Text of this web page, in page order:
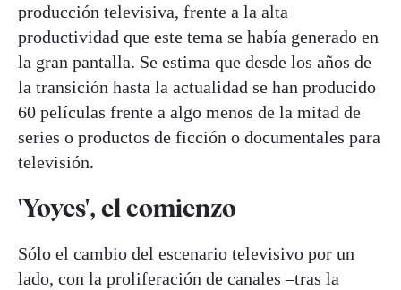
producción televisiva, frente a la alta
productividad que este tema se había generado en
la gran pantalla. Se estima que desde los años de
la transición hasta la actualidad se han producido
60 películas frente a algo menos de la mitad de
series o productos de ficción o documentales para
televisión.
'Yoyes', el comienzo
Sólo el cambio del escenario televisivo por un
lado, con la proliferación de canales –tras la